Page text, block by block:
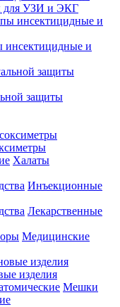
для УЗИ и ЭКГ
инсектицидные и
защиты
Халаты
Инъекционные
Лекарственные
Медицинские
изделия
Мешки